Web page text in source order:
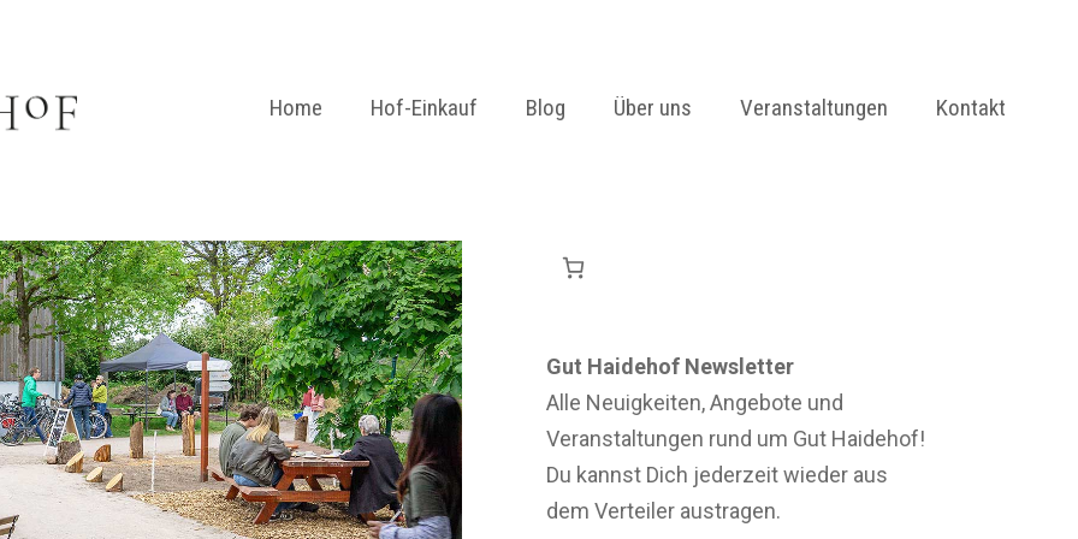
Home Hof-Einkauf
Hofladen
Gemüse-Kiste
Online-Shop
Blog Über uns Veranstaltungen Kontakt
Gut Haidehof Newsletter
Alle Neuigkeiten, Angebote und
Veranstaltungen rund um Gut Haidehof!
Du kannst Dich jederzeit wieder aus
dem Verteiler austragen.